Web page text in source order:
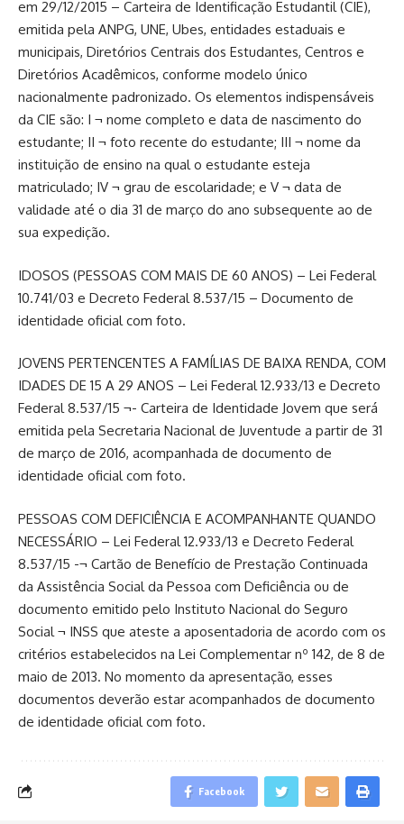
em 29/12/2015 – Carteira de Identificação Estudantil (CIE),
emitida pela ANPG, UNE, Ubes, entidades estaduais e
municipais, Diretórios Centrais dos Estudantes, Centros e
Diretórios Acadêmicos, conforme modelo único
nacionalmente padronizado. Os elementos indispensáveis
da CIE são: I ¬ nome completo e data de nascimento do
estudante; II ¬ foto recente do estudante; III ¬ nome da
instituição de ensino na qual o estudante esteja
matriculado; IV ¬ grau de escolaridade; e V ¬ data de
validade até o dia 31 de março do ano subsequente ao de
sua expedição.
IDOSOS (PESSOAS COM MAIS DE 60 ANOS) – Lei Federal
10.741/03 e Decreto Federal 8.537/15 – Documento de
identidade oficial com foto.
JOVENS PERTENCENTES A FAMÍLIAS DE BAIXA RENDA, COM
IDADES DE 15 A 29 ANOS – Lei Federal 12.933/13 e Decreto
Federal 8.537/15 ¬- Carteira de Identidade Jovem que será
emitida pela Secretaria Nacional de Juventude a partir de 31
de março de 2016, acompanhada de documento de
identidade oficial com foto.
PESSOAS COM DEFICIÊNCIA E ACOMPANHANTE QUANDO
NECESSÁRIO – Lei Federal 12.933/13 e Decreto Federal
8.537/15 -¬ Cartão de Benefício de Prestação Continuada
da Assistência Social da Pessoa com Deficiência ou de
documento emitido pelo Instituto Nacional do Seguro
Social ¬ INSS que ateste a aposentadoria de acordo com os
critérios estabelecidos na Lei Complementar nº 142, de 8 de
maio de 2013. No momento da apresentação, esses
documentos deverão estar acompanhados de documento
de identidade oficial com foto.
Facebook